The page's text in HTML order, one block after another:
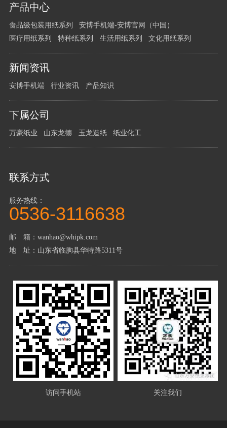
产品中心
食品级包装用纸系列
安博手机端-安博官网（中国）
医疗用纸系列
特种纸系列 生活用纸系列 文化用纸系列
新闻资讯
安博手机端 行业资讯 产品知识
下属公司
万豪纸业 山东龙德 玉龙造纸 纸业化工
联系方式
服务热线：
0536-3116638
邮 箱：wanhao@whipk.com
地 址：山东省临朐县华特路5311号
访问手机站 关注我们